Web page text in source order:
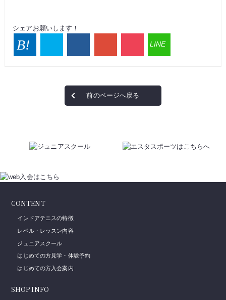
シェアお願いします！
前のページへ戻る
CONTENT
インドアテニスの特徴
レベル・レッスン内容
ジュニアスクール
はじめての方見学・体験予約
はじめての方入会案内
SHOP INFO